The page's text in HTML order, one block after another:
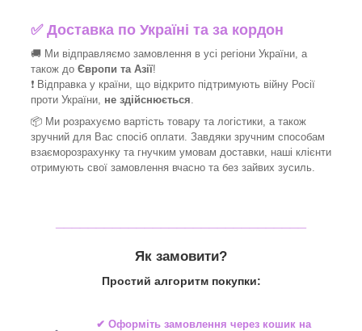
✅Доставка по Україні та за кордон
🚚 Ми відправляємо замовлення в усі регіони України, а
також до Європи та Азії!
❗ Відправка у країни, що відкрито підтримують війну Росії
проти України, не здійснюється
📦 Ми розрахуємо вартість товару та логістики, а також
зручний для Вас спосіб оплати. Завдяки зручним способам
взаєморозрахунку та гнучким умовам доставки, наші клієнти
отримують свої замовлення вчасно та без зайвих зусиль.
Як замовити?
Простий алгоритм покупки:
✔ Оформіть замовлення через кошик на